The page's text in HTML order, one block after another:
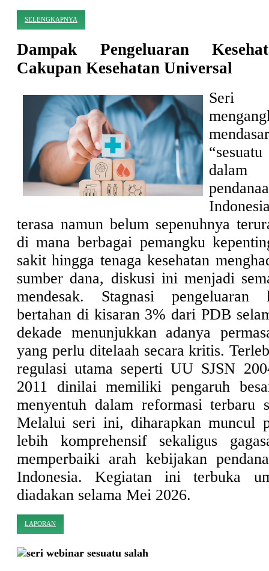
SELENGKAPNYA
Dampak Pengeluaran
Cakupan Kesehatan Universal
Seri
terasa namun belum sepenuhnya
di mana berbagai pemangku
sakit hingga tenaga kesehatan
sumber dana, diskusi ini menjadi
mendesak. Stagnasi pengeluaran
bertahan di kisaran 3% dari PDB
dekade menunjukkan adanya
yang perlu ditelaah secara kritis.
regulasi utama seperti UU SJSN
2011 dinilai memiliki pengaruh
menyentuh dalam reformasi terbaru
Melalui seri ini, diharapkan muncul
lebih komprehensif sekaligus
memperbaiki arah kebijakan
Indonesia. Kegiatan ini terbuka
diadakan selama Mei 2026.
LAPORAN